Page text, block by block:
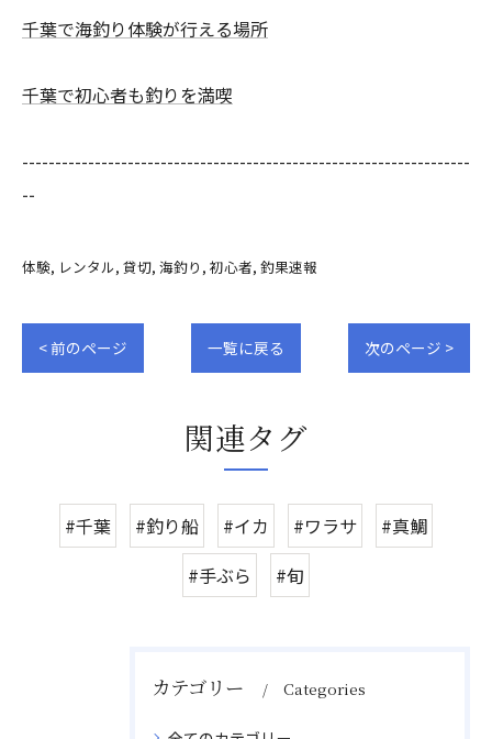
千葉で海釣り体験が行える場所
千葉で初心者も釣りを満喫
--------------------------------------------------------------------
--
体験 レンタル 貸切 海釣り 初心者 釣果速報
< 前のページ 一覧に戻る 次のページ >
関連タグ
#千葉 #釣り船 #イカ #ワラサ
#真鯛
#手ぶら
#旬
カテゴリー Categories